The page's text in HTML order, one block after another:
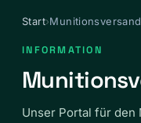
Tarife
WaffG-konform
Verpackung
Start›Munitionsversand
INFORMATION
Unser Portal für den